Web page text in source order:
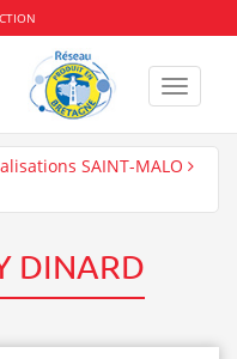
Toggle
SAINT-MALO
DINARD